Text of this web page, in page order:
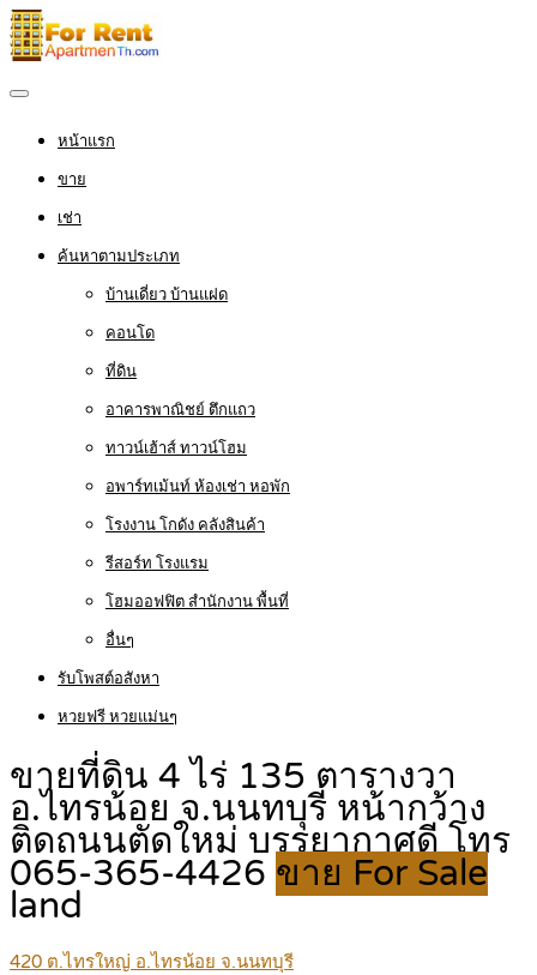
หน้าแรก
ขาย
เช่า
ค้นหาตามประเภท
บ้านเดี่ยว บ้านแฝด
คอนโด
ที่ดิน
อาคารพาณิชย์ ตึกแถว
ทาวน์เฮ้าส์ ทาวน์โฮม
อพาร์ทเม้นท์ ห้องเช่า หอพัก
โรงงาน โกดัง คลังสินค้า
รีสอร์ท โรงแรม
โฮมออฟฟิต สำนักงาน พื้นที่
อื่นๆ
รับโพสต์อสังหา
หวยฟรี หวยแม่นๆ
ขายที่ดิน 4 ไร่ 135 ตารางวา
อ.ไทรน้อย จ.นนทบุรี หน้ากว้าง
ติดถนนตัดใหม่ บรรยากาศดี โทร
065-365-4426 ขาย For Sale
land
420 ต.ไทรใหญ่ อ.ไทรน้อย จ.นนทบุรี